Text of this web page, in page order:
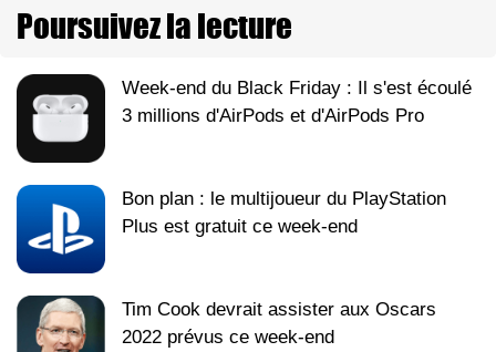
Poursuivez la lecture
Week-end du Black Friday : Il s'est écoulé
3 millions d'AirPods et d'AirPods Pro
Bon plan : le multijoueur du PlayStation
Plus est gratuit ce week-end
Tim Cook devrait assister aux Oscars
2022 prévus ce week-end